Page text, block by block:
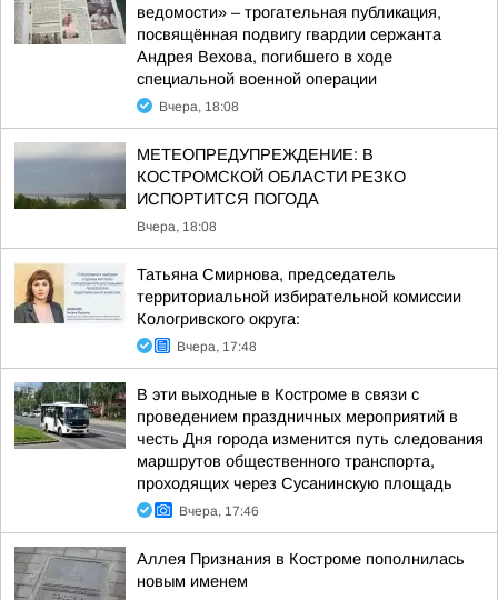
ведомости» – трогательная публикация,
посвящённая подвигу гвардии сержанта
Андрея Вехова, погибшего в ходе
специальной военной операции
Вчера, 18:08
МЕТЕОПРЕДУПРЕЖДЕНИЕ: В
КОСТРОМСКОЙ ОБЛАСТИ РЕЗКО
ИСПОРТИТСЯ ПОГОДА
Вчера, 18:08
Татьяна Смирнова, председатель
территориальной избирательной комиссии
Кологривского округа:
Вчера, 17:48
В эти выходные в Костроме в связи с
проведением праздничных мероприятий в
честь Дня города изменится путь следования
маршрутов общественного транспорта,
проходящих через Сусанинскую площадь
Вчера, 17:46
Аллея Признания в Костроме пополнилась
новым именем